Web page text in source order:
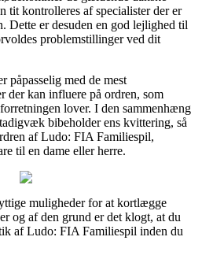
tit kontrolleres af specialister der er
Dette er desuden en god lejlighed til
problemstillinger ved dit
påpasselig med de mest
der kan influere på ordren, som
lover. I den sammenhæng
bibeholder ens kvittering, så
af Ludo: FIA Familiespil,
til en dame eller herre.
muligheder for at kortlægge
og af den grund er det klogt, at du
af Ludo: FIA Familiespil inden du